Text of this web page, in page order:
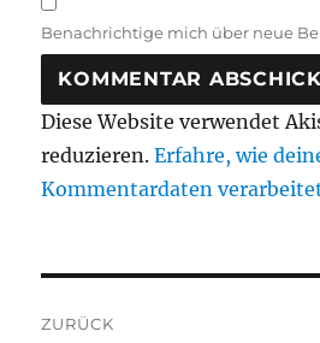
Benachrichtige mich über neue
Diese Website verwendet
reduzieren.Erfahre, wie
Kommentardaten
ZURÜCK